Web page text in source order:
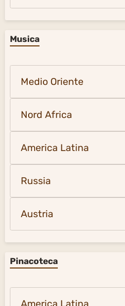
Musica
Medio Oriente
Nord Africa
America Latina
Russia
Austria
Pinacoteca
America Latina